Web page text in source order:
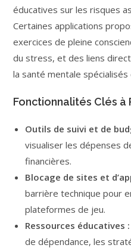
éducatives sur les risques
Certaines applications
exercices de pleine
du stress, et des liens
la santé mentale
Fonctionnalités Clés à
Outils de suivi et de
visualiser les dépenses
financières.
Blocage de sites et
barrière technique pour
plateformes de jeu.
Ressources éducatives :
de dépendance, les